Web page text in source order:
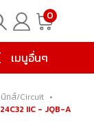
0
เมนูอื่นๆ
กส์/Circuit •
IIC - JQB-A